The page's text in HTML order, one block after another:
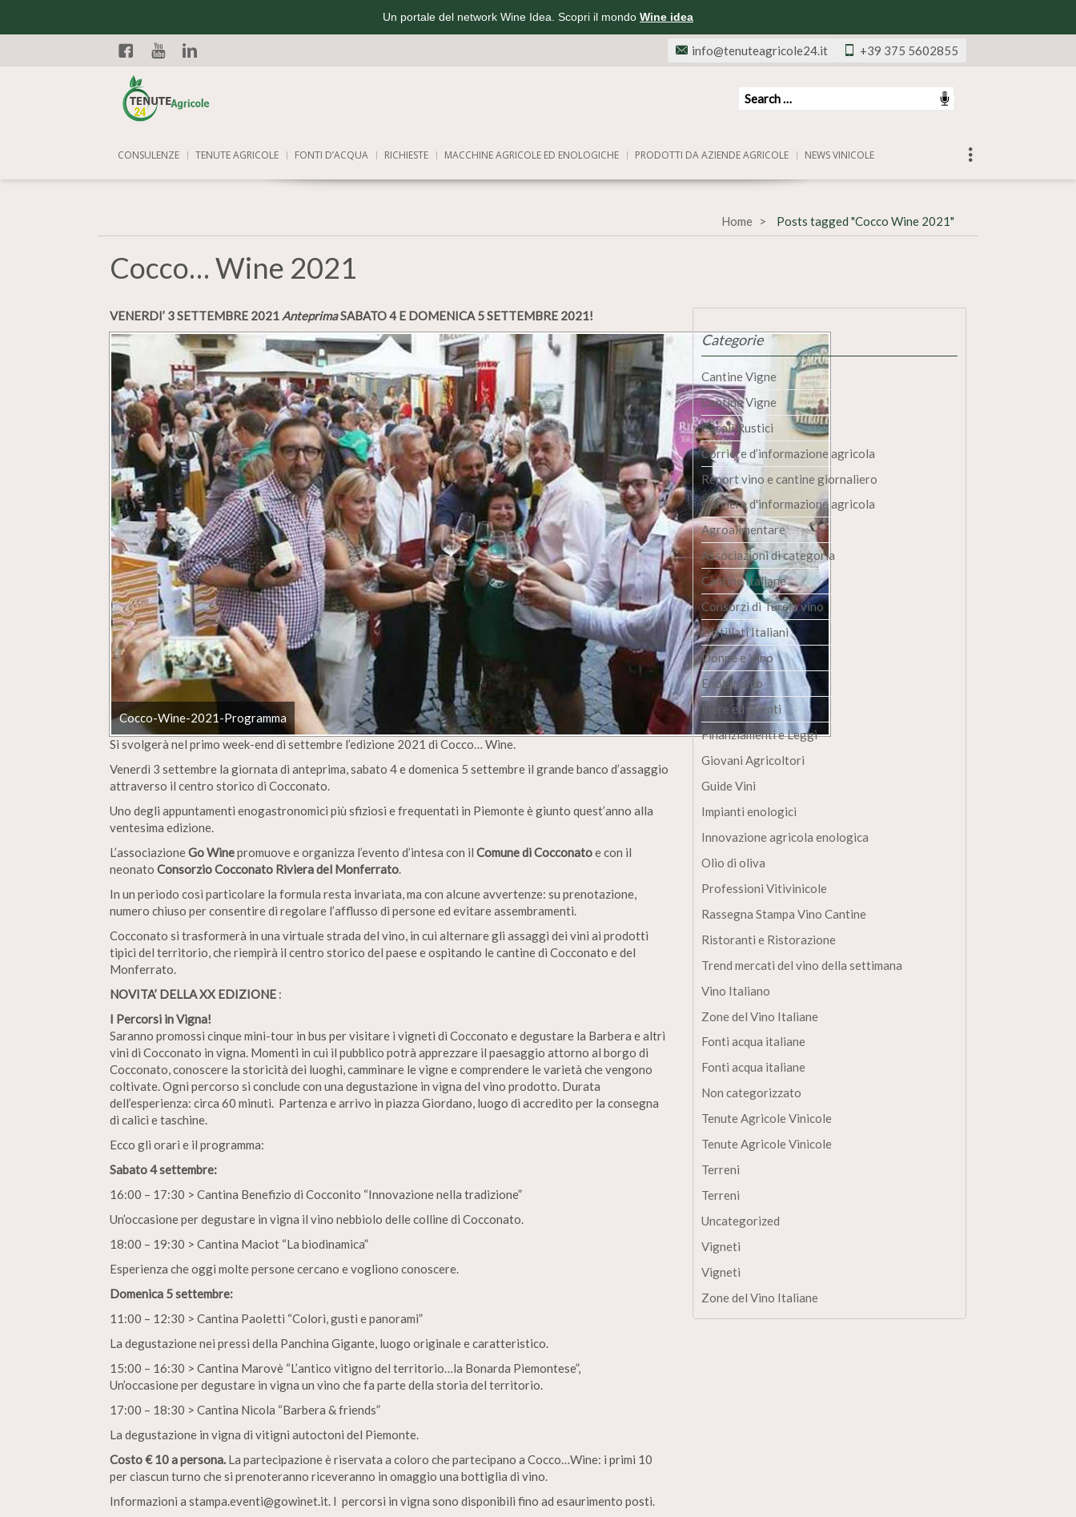
Un portale del network Wine Idea. Scopri il mondo Wine idea
Facebook
+39 375 5602855
info@tenuteagricole24.it
CONSULENZE TENUTE AGRICOLE FONTI D’ACQUA RICHIESTE MACCHINE AGRICOLE ED ENOLOGICHE PRODOTTI DA AZIENDE AGRICOLE NEWS VINICOLE
Home Posts tagged "Cocco Wine 2021"
Cocco… Wine 2021
VENERDI’ 3 SETTEMBRE 2021AnteprimaSABATO 4 E DOMENICA 5 SETTEMBRE 2021!
Cocco-Wine-2021-Programma
Si svolgerà nel primo week-end di settembre l’edizione 2021 di Cocco… Wine.
Venerdì 3 settembre la giornata di anteprima, sabato 4 e domenica 5 settembre il grande banco d’assaggio
attraverso il centro storico di Cocconato.
Uno degli appuntamenti enogastronomici più sfiziosi e frequentati in Piemonte è giunto quest’anno alla
ventesima edizione.
L’associazioneGo Winepromuove e organizza l’evento d’intesa con il Comune di Cocconatoe con il
neonato Consorzio Cocconato Riviera del Monferrato.
In un periodo così particolare la formula resta invariata, ma con alcune avvertenze: su prenotazione,
numero chiuso per consentire di regolare l’afflusso di persone ed evitare assembramenti.
Cocconato si trasformerà in una virtuale strada del vino, in cui alternare gli assaggi dei vini ai prodotti
tipici del territorio, che riempirà il centro storico del paese e ospitando le cantine di Cocconato e del
Monferrato.
NOVITA’ DELLA XX EDIZIONE :
I Percorsi in Vigna!
Saranno promossi cinque mini-tour in bus per visitare i vigneti di Cocconato e degustare la Barbera e altri
vini di Cocconato in vigna. Momenti in cui il pubblico potrà apprezzare il paesaggio attorno al borgo di
Cocconato, conoscere la storicità dei luoghi, camminare le vigne e comprendere le varietà che vengono
coltivate. Ogni percorso si conclude con una degustazione in vigna del vino prodotto. Durata
dell’esperienza: circa 60 minuti. Partenza e arrivo in piazza Giordano, luogo di accredito per la consegna
di calici e taschine.
Ecco gli orari e il programma:
Sabato 4 settembre:
16:00 – 17:30 > Cantina Benefizio di Cocconito “Innovazione nella tradizione”
Un’occasione per degustare in vigna il vino nebbiolo delle colline di Cocconato.
18:00 – 19:30 > Cantina Maciot “La biodinamica”
Esperienza che oggi molte persone cercano e vogliono conoscere.
Domenica 5 settembre:
11:00 – 12:30 > Cantina Paoletti “Colori, gusti e panorami”
La degustazione nei pressi della Panchina Gigante, luogo originale e caratteristico.
15:00 – 16:30 > Cantina Marovè “L’antico vitigno del territorio…la Bonarda Piemontese”,
Un’occasione per degustare in vigna un vino che fa parte della storia del territorio.
17:00 – 18:30 > Cantina Nicola “Barbera & friends”
La degustazione in vigna di vitigni autoctoni del Piemonte.
Costo € 10 a persona. La partecipazione è riservata a coloro che partecipano a Cocco…Wine: i primi 10
per ciascun turno che si prenoteranno riceveranno in omaggio una bottiglia di vino.
Informazioni a stampa.eventi@gowinet.it. I percorsi in vigna sono disponibili fino ad esaurimento posti.
Categorie
Cantine Vigne
Cantine Vigne
Casali Rustici
Corriere d’informazione agricola
Report vino e cantine giornaliero
Corriere d'informazione agricola
Agroalimentare
Associazioni di categoria
Cantine Italiane
Consorzi di Turela vino
Distillati Italiani
Donne e Vino
Enoturismo
Fiere ed Eventi
Finanziamenti e Leggi
Giovani Agricoltori
Guide Vini
Impianti enologici
Innovazione agricola enologica
Olio di oliva
Professioni Vitivinicole
Rassegna Stampa Vino Cantine
Ristoranti e Ristorazione
Trend mercati del vino della settimana
Vino Italiano
Zone del Vino Italiane
Fonti acqua italiane
Fonti acqua italiane
Non categorizzato
Tenute Agricole Vinicole
Tenute Agricole Vinicole
Terreni
Terreni
Uncategorized
Vigneti
Vigneti
Zone del Vino Italiane